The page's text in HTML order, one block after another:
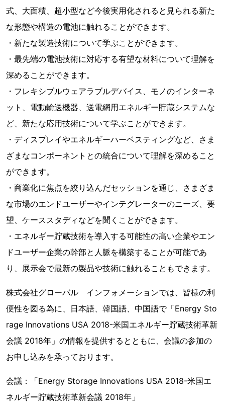
式、大面積、超小型など今後実用化されると見られる新た
な形態や構造の電池に触れることができます。
・新たな製造技術について学ぶことができます。
・最先端の電池技術に対応する有望な材料について理解を
深めることができます。
・フレキシブルウェアラブルデバイス、モノのインターネ
ット、電動輸送機器、送電網用エネルギー貯蔵システムな
ど、新たな応用技術について学ぶことができます。
・ディスプレイやエネルギーハーベスティングなど、さま
ざまなコンポーネントとの統合について理解を深めること
ができます。
・商業化に焦点を絞り込んだセッションを通じ、さまざま
な市場のエンドユーザーやインテグレーターのニーズ、要
望、ケーススタディなどを聞くことができます。
・エネルギー貯蔵技術を導入する可能性の高い企業やエン
ドユーザー企業の幹部と人脈を構築することが可能であ
り、展示会で最新の製品や技術に触れることもできます。
株式会社グローバル インフォメーションでは、皆様の利
便性を図る為に、日本語、韓国語、中国語で「Energy Sto
rage Innovations USA 2018-米国エネルギー貯蔵技術革新
会議 2018年」の情報を提供するとともに、会議の参加の
お申し込みを承っております。
会議：「Energy Storage Innovations USA 2018-米国エ
ネルギー貯蔵技術革新会議 2018年」